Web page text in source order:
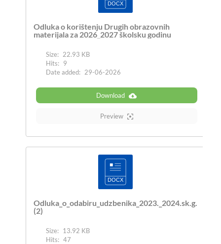
Odluka o korištenju Drugih obrazovnih
materijala za 2026_2027 školsku godinu
Size: 22.93 KB
Hits: 9
Date added: 29-06-2026
Download
Preview
Odluka_o_odabiru_udzbenika_2023._2024.sk.g.
(2)
Size: 13.92 KB
Hits: 47